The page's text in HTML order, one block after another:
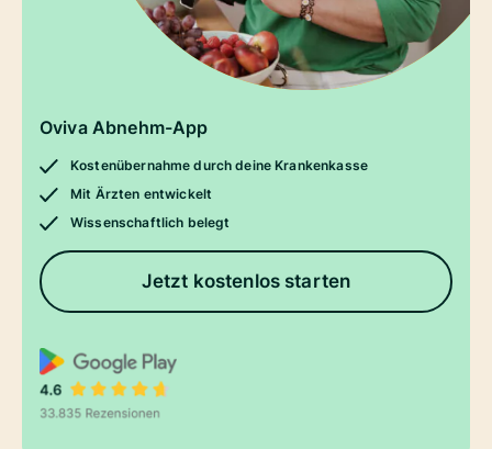
Oviva Abnehm-App
Kostenübernahme durch deine Krankenkasse
Mit Ärzten entwickelt
Wissenschaftlich belegt
Jetzt kostenlos starten